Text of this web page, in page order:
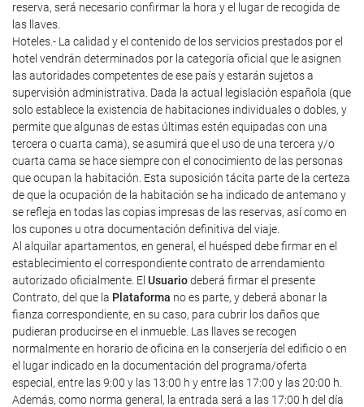
reserva, será necesario confirmar la hora y el lugar de recogida de
las llaves.
Hoteles.- La calidad y el contenido de los servicios prestados por el
hotel vendrán determinados por la categoría oficial que le asignen
las autoridades competentes de ese país y estarán sujetos a
supervisión administrativa. Dada la actual legislación española (que
solo establece la existencia de habitaciones individuales o dobles, y
permite que algunas de estas últimas estén equipadas con una
tercera o cuarta cama), se asumirá que el uso de una tercera y/o
cuarta cama se hace siempre con el conocimiento de las personas
que ocupan la habitación. Esta suposición tácita parte de la certeza
de que la ocupación de la habitación se ha indicado de antemano y
se refleja en todas las copias impresas de las reservas, así como en
los cupones u otra documentación definitiva del viaje.
Al alquilar apartamentos, en general, el huésped debe firmar en el
establecimiento el correspondiente contrato de arrendamiento
autorizado oficialmente. El Usuariodeberá firmar el presente
Contrato, del que la Plataforma no es parte, y deberá abonar la
fianza correspondiente, en su caso, para cubrir los daños que
pudieran producirse en el inmueble. Las llaves se recogen
normalmente en horario de oficina en la conserjería del edificio o en
el lugar indicado en la documentación del programa/oferta
especial, entre las 9:00 y las 13:00 h y entre las 17:00 y las 20:00 h.
Además, como norma general, la entrada será a las 17:00 h del día